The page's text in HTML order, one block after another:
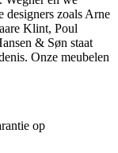
designers zoals Arne
Klint, Poul
& Søn staat
Onze meubelen
op